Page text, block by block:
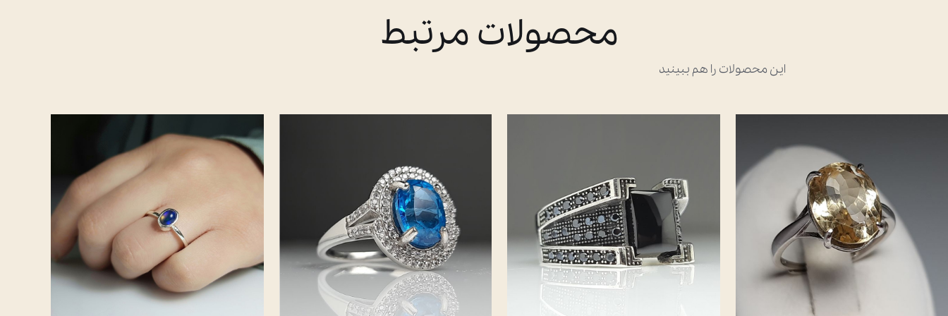
محصولات مرتبط
این محصولات را هم ببینید